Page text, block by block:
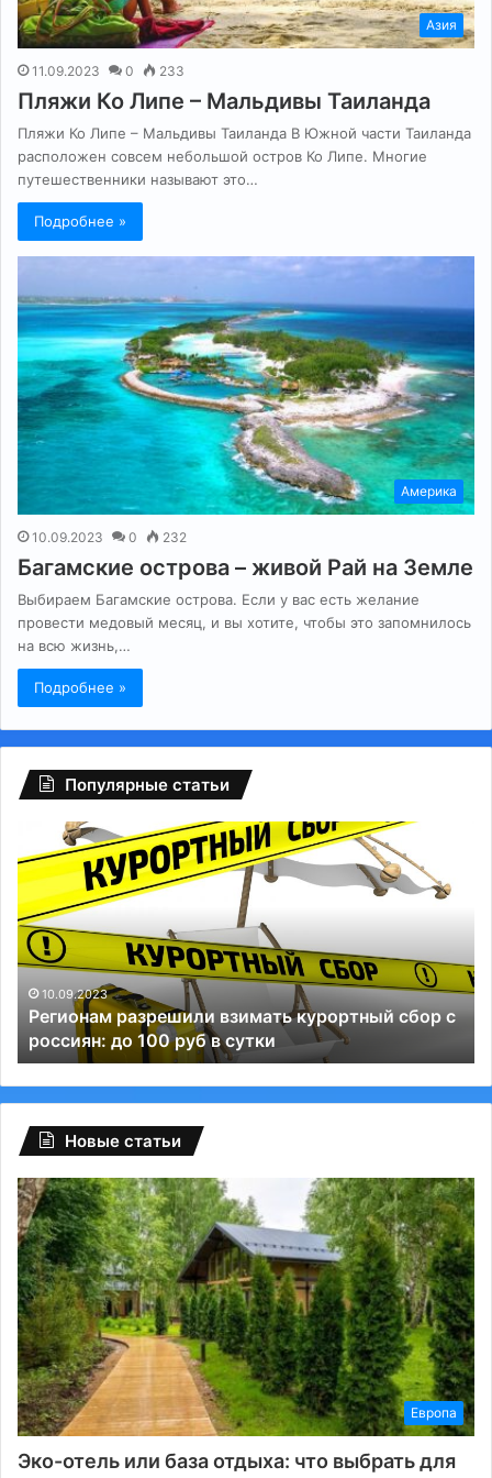
Азия
11.09.2023 0 233
Пляжи Ко Липе – Мальдивы Таиланда
Пляжи Ко Липе – Мальдивы Таиланда В Южной части Таиланда
расположен совсем небольшой остров Ко Липе. Многие
путешественники называют это…
Подробнее »
Америка
10.09.2023 0 232
Багамские острова – живой Рай на Земле
Выбираем Багамские острова. Если у вас есть желание
провести медовый месяц, и вы хотите, чтобы это запомнилось
на всю жизнь,…
Подробнее »
Популярные статьи
Регионам
разрешили
взимать
курортный
сбор
россиян:
до
100
руб
в
сутки
10.09.2023
Регионам разрешили взимать курортный сбор с
россиян: до 100 руб в сутки
и
Новые статьи
Европа
Эко-отель или база отдыха: что выбрать для